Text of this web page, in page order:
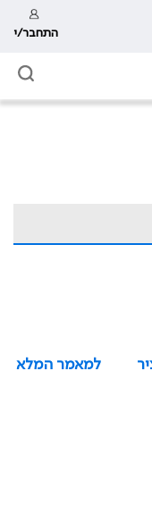
התחבר/י
למאמר המלא